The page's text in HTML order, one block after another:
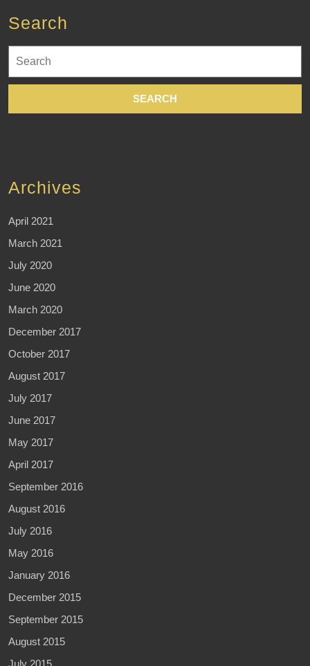
Search
for:
Archives
April 2021
March 2021
July 2020
June 2020
March 2020
December 2017
October 2017
August 2017
July 2017
June 2017
May 2017
April 2017
September 2016
August 2016
July 2016
May 2016
January 2016
December 2015
September 2015
August 2015
July 2015